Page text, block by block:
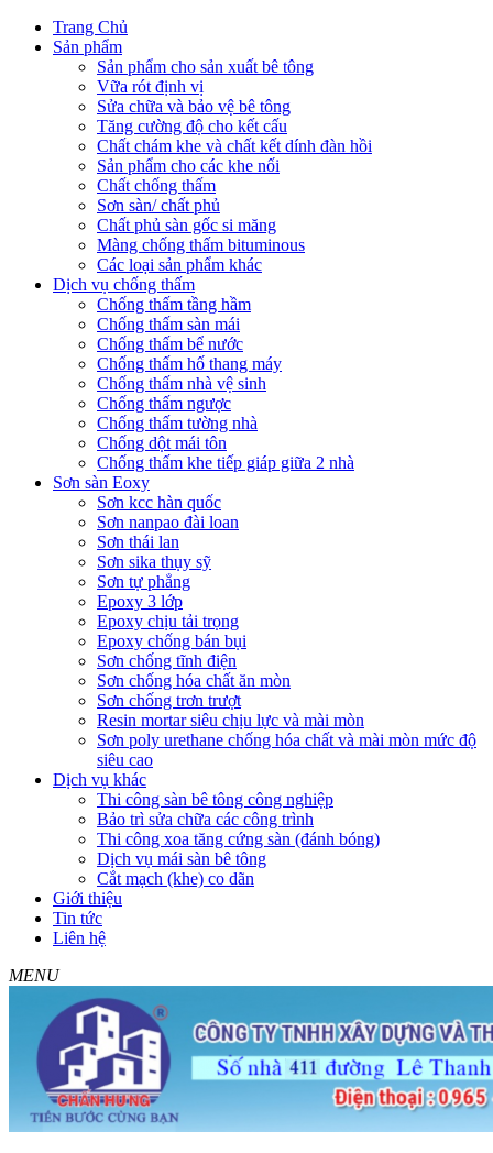
Trang Chủ
Sản phẩm
Sản phẩm cho sản xuất bê tông
Vữa rót định vị
Sửa chữa và bảo vệ bê tông
Tăng cường độ cho kết cấu
Chất chám khe và chất kết dính đàn hồi
Sản phẩm cho các khe nối
Chất chống thấm
Sơn sàn/ chất phủ
Chất phủ sàn gốc si măng
Màng chống thấm bituminous
Các loại sản phẩm khác
Dịch vụ chống thấm
Chống thấm tầng hầm
Chống thấm sàn mái
Chống thấm bể nước
Chống thấm hố thang máy
Chống thấm nhà vệ sinh
Chống thấm ngược
Chống thấm tường nhà
Chống dột mái tôn
Chống thấm khe tiếp giáp giữa 2 nhà
Sơn sàn Eoxy
Sơn kcc hàn quốc
Sơn nanpao đài loan
Sơn thái lan
Sơn sika thụy sỹ
Sơn tự phẳng
Epoxy 3 lớp
Epoxy chịu tải trọng
Epoxy chống bán bụi
Sơn chống tĩnh điện
Sơn chống hóa chất ăn mòn
Sơn chống trơn trượt
Resin mortar siêu chịu lực và mài mòn
Sơn poly urethane chống hóa chất và mài mòn mức độ
siêu cao
Dịch vụ khác
Thi công sàn bê tông công nghiệp
Bảo trì sửa chữa các công trình
Thi công xoa tăng cứng sàn (đánh bóng)
Dịch vụ mái sàn bê tông
Cắt mạch (khe) co dãn
Giới thiệu
Tin tức
Liên hệ
MENU